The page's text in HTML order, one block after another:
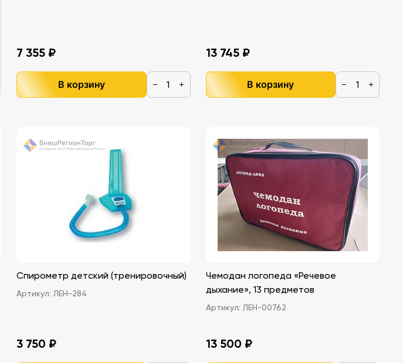
7 355 ₽
В корзину − +
13 745 ₽
В корзину − +
Спирометр детский (тренировочный)
Артикул: ЛЕН-284
3 750 ₽
Чемодан логопеда «Речевое
дыхание», 13 предметов
Артикул: ЛЕН-00762
13 500 ₽